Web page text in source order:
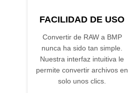
FACILIDAD DE USO
Convertir de RAW a BMP
nunca ha sido tan simple.
Nuestra interfaz intuitiva le
permite convertir archivos en
solo unos clics.